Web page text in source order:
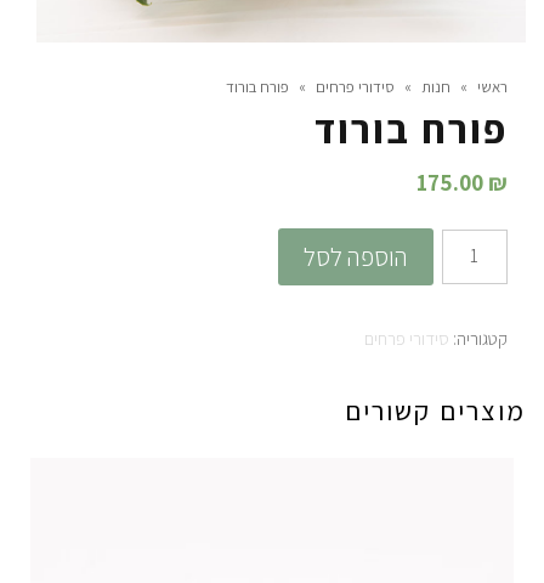
ראשי » חנות » סידורי פרחים » פורח בורוד
פורח בורוד
175.00 ₪
כמות
של
בורוד
הוספה לסל
קטגוריה: סידורי פרחים
מוצרים קשורים